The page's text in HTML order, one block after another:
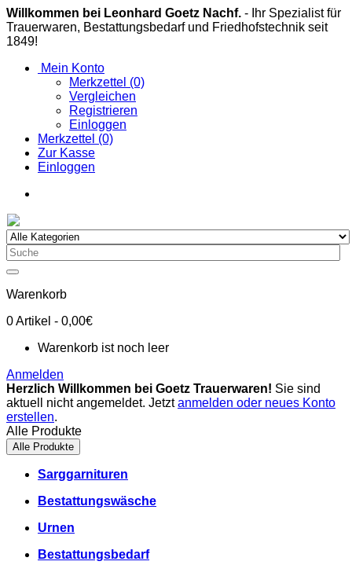
Willkommen bei Leonhard Goetz Nachf. - Ihr Spezialist für
Trauerwaren, Bestattungsbedarf und Friedhofstechnik seit
1849!
Mein Konto
Merkzettel (0)
Vergleichen
Registrieren
Einloggen
Merkzettel (0)
Zur Kasse
Einloggen
Warenkorb
0Artikel - 0,00€
Warenkorb ist noch leer
Anmelden
Herzlich Willkommen bei Goetz Trauerwaren! Sie sind
aktuell nicht angemeldet. Jetztanmelden oder neues Konto
erstellen.
Alle Produkte
Alle Produkte
Sarggarnituren
Bestattungswäsche
Urnen
Bestattungsbedarf